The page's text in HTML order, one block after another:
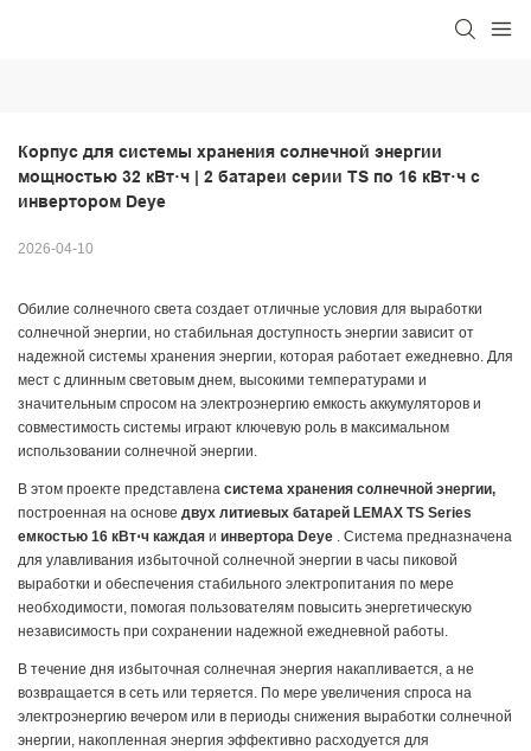
Корпус для системы хранения солнечной энергии
мощностью 32 кВт·ч | 2 батареи серии TS по 16 кВт·ч с
инвертором Deye
2026-04-10
Обилие солнечного света создает отличные условия для выработки
солнечной энергии, но стабильная доступность энергии зависит от
надежной системы хранения энергии, которая работает ежедневно. Для
мест с длинным световым днем, высокими температурами и
значительным спросом на электроэнергию емкость аккумуляторов и
совместимость системы играют ключевую роль в максимальном
использовании солнечной энергии.
В этом проекте представлена ​​система хранения солнечной энергии,
построенная на основе двух литиевых батарей LEMAX TS Series
емкостью 16 кВт⋅ч каждая и инвертора Deye . Система предназначена
для улавливания избыточной солнечной энергии в часы пиковой
выработки и обеспечения стабильного электропитания по мере
необходимости, помогая пользователям повысить энергетическую
независимость при сохранении надежной ежедневной работы.
В течение дня избыточная солнечная энергия накапливается, а не
возвращается в сеть или теряется. По мере увеличения спроса на
электроэнергию вечером или в периоды снижения выработки солнечной
энергии, накопленная энергия эффективно расходуется для